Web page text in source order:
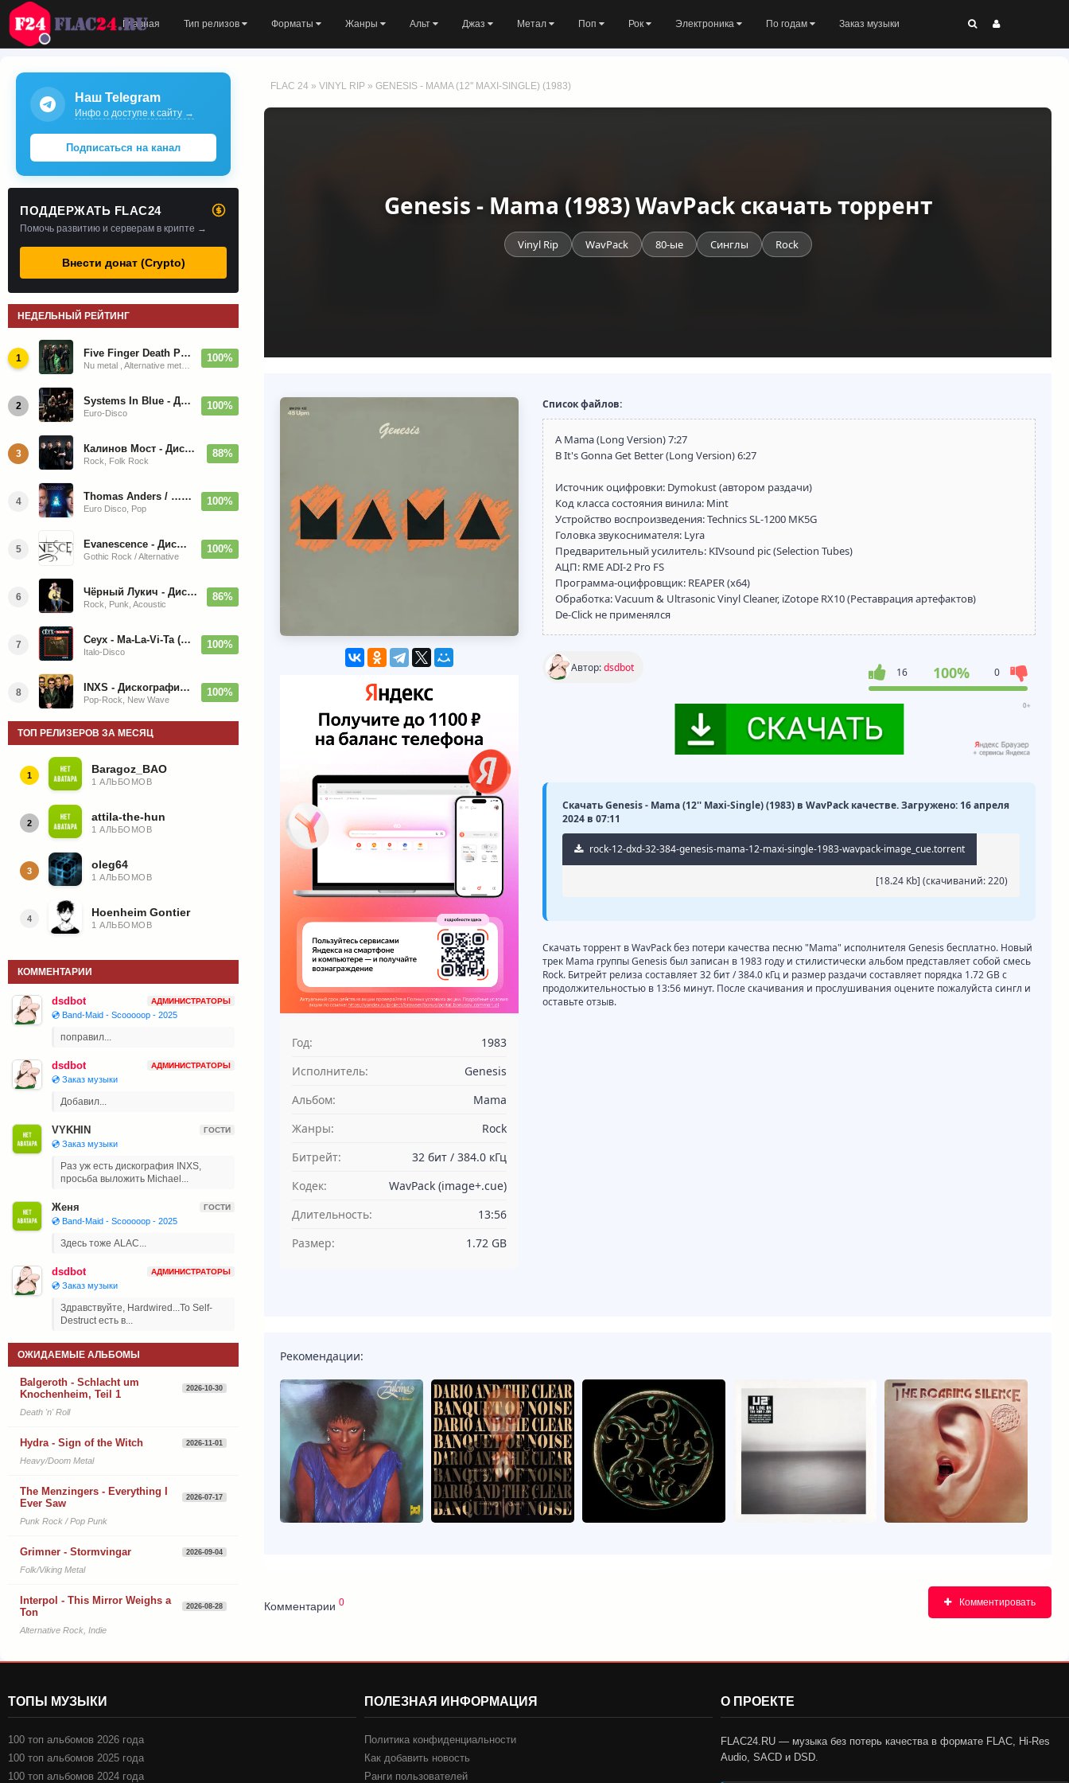
Главная Тип релизов Форматы Жанры Альт Джаз Метал Поп Рок Электроника По годам Заказ музыки
FLAC 24 » VINYL RIP » GENESIS - MAMA (12'' MAXI-SINGLE) (1983)
Genesis - Mama (1983) WavPack скачать торрент
Vinyl Rip WavPack 80-ые Синглы Rock
Год:
1983
Исполнитель:
Genesis
Альбом:
Mama
Жанры:
Rock
Битрейт:
32 бит / 384.0 кГц
Кодек:
WavPack (image+.cue)
Длительность:
13:56
Размер:
1.72 GB
Список файлов:
A Mama (Long Version) 7:27
B It's Gonna Get Better (Long Version) 6:27
Источник оцифровки: Dymokust (автором раздачи)
Код класса состояния винила: Mint
Устройство воспроизведения: Technics SL-1200 MK5G
Головка звукоснимателя: Lyra
Предварительный усилитель: KIVsound pic (Selection Tubes)
АЦП: RME ADI-2 Pro FS
Программа-оцифровщик: REAPER (x64)
Обработка: Vacuum & Ultrasonic Vinyl Cleaner, iZotope RX10 (Реставрация артефактов)
De-Click не применялся
Автор:dsdbot 16 100% 0
Скачать Genesis - Mama (12'' Maxi-Single) (1983) в WavPack качестве. Загружено: 16 апреля
2024 в 07:11
rock-12-dxd-32-384-genesis-mama-12-maxi-single-1983-wavpack-image_cue.torrent
[18.24 Kb] (cкачиваний: 220)
Скачать торрент в WavPack без потери качества песню "Mama" исполнителя Genesis бесплатно. Новый
трек Mama группы Genesis был записан в 1983 году и стилистически альбом представляет собой смесь
Rock. Битрейт релиза составляет 32 бит / 384.0 кГц и размер раздачи составляет порядка 1.72 GB с
продолжительностью в 13:56 минут. После скачивания и прослушивания оцените пожалуйста сингл и
оставьте отзыв.
Рекомендации:
Комментарии 0 Комментировать
Наш Telegram
Инфо о доступе к сайту →
Подписаться на канал
ПОДДЕРЖАТЬ FLAC24
Помочь развитию и серверам в крипте →
Внести донат (Crypto)
НЕДЕЛЬНЫЙ РЕЙТИНГ
1 Five Finger Death Punch - Дискография (2008-2026) 100%
2 Systems In Blue - Дискография (2020-2026)
Euro-Disco
100%
3 Калинов Мост - Дискография (1986-2026)
Rock, Folk Rock
88%
4 Thomas Anders / … Sings Modern Talking: The Best hi-res
Euro Disco, Pop
100%
5 Evanescence - Дискография (1998-2026)
Gothic Rock / Alternative
100%
6 Чёрный Лукич - Дискография (1987-2014)
Rock, Punk, Acoustic
86%
7 Ceyx - Ma-La-Vi-Ta (12'' Maxi-Single)
Italo-Disco
100%
8 INXS - Дискография (1981-2004)
Pop-Rock, New Wave
100%
ТОП РЕЛИЗЕРОВ ЗА МЕСЯЦ
1 Baragoz_BAO
1 АЛЬБОМОВ
2 attila-the-hun
1 АЛЬБОМОВ
3 oleg64
1 АЛЬБОМОВ
4 Hoenheim Gontier
1 АЛЬБОМОВ
КОММЕНТАРИИ
dsdbot АДМИНИСТРАТОРЫ
💿 Band-Maid - Scooooop - 2025
поправил...
dsdbot АДМИНИСТРАТОРЫ
💿 Заказ музыки
Добавил...
VYKHIN ГОСТИ
💿 Заказ музыки
Раз уж есть дискография INXS,
просьба выложить Michael...
Женя ГОСТИ
💿 Band-Maid - Scooooop - 2025
Здесь тоже ALAC...
dsdbot АДМИНИСТРАТОРЫ
💿 Заказ музыки
Здравствуйте, Hardwired...To Self-
Destruct есть в...
ОЖИДАЕМЫЕ АЛЬБОМЫ
Balgeroth - Schlacht um
Knochenheim, Teil 1
2026-10-30
Death 'n' Roll
Hydra - Sign of the Witch 2026-11-01
Heavy/Doom Metal
The Menzingers - Everything I
Ever Saw
2026-07-17
Punk Rock / Pop Punk
Grimner - Stormvingar 2026-09-04
Folk/Viking Metal
Interpol - This Mirror Weighs a
Ton
2026-08-28
Alternative Rock, Indie
ТОПЫ МУЗЫКИ
100 топ альбомов 2026 года
100 топ альбомов 2025 года
100 топ альбомов 2024 года
ПОЛЕЗНАЯ ИНФОРМАЦИЯ
Политика конфиденциальности
Как добавить новость
Ранги пользователей
О ПРОЕКТЕ
FLAC24.RU — музыка без потерь качества в формате FLAC, Hi-Res
Audio, SACD и DSD.